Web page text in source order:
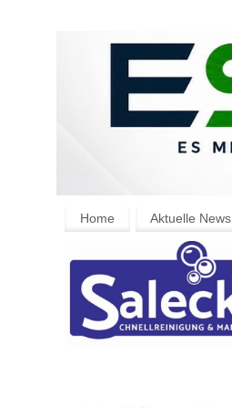
Home Aktuelle News